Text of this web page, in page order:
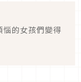
惱的女孩們變得